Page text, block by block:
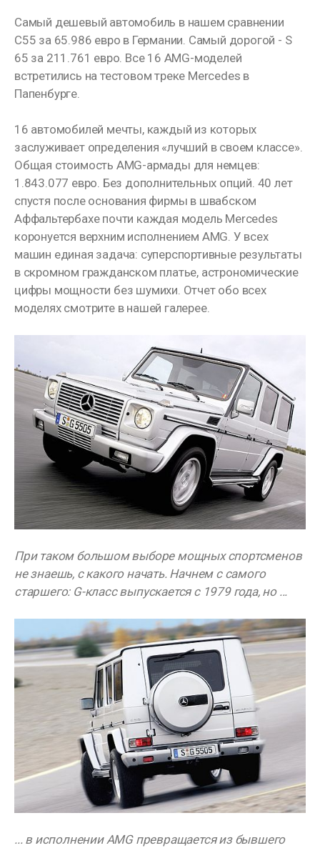
Самый дешевый автомобиль в нашем сравнении
С55 за 65.986 евро в Германии. Самый дорогой - S
65 за 211.761 евро. Все 16 AMG-моделей
встретились на тестовом треке Mercedes в
Папенбурге.
16 автомобилей мечты, каждый из которых
заслуживает определения «лучший в своем классе».
Общая стоимость AMG-армады для немцев:
1.843.077 евро. Без дополнительных опций. 40 лет
спустя после основания фирмы в швабском
Аффальтербахе почти каждая модель Mercedes
коронуется верхним исполнением AMG. У всех
машин единая задача: суперспортивные результаты
в скромном гражданском платье, астрономические
цифры мощности без шумихи. Отчет обо всех
моделях смотрите в нашей галерее.
При таком большом выборе мощных спортсменов
не знаешь, с какого начать. Начнем с самого
старшего: G-класс выпускается с 1979 года, но ...
... в исполнении AMG превращается из бывшего